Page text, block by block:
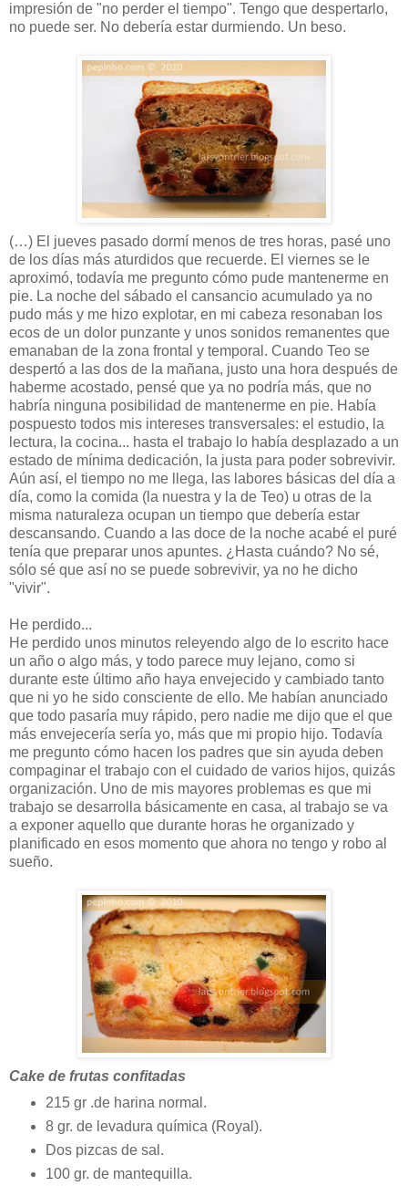
impresión de "no perder el tiempo". Tengo que despertarlo,
no puede ser. No debería estar durmiendo. Un beso.
(…) El jueves pasado dormí menos de tres horas, pasé uno
de los días más aturdidos que recuerde. El viernes se le
aproximó, todavía me pregunto cómo pude mantenerme en
pie. La noche del sábado el cansancio acumulado ya no
pudo más y me hizo explotar, en mi cabeza resonaban los
ecos de un dolor punzante y unos sonidos remanentes que
emanaban de la zona frontal y temporal. Cuando Teo se
despertó a las dos de la mañana, justo una hora después de
haberme acostado, pensé que ya no podría más, que no
habría ninguna posibilidad de mantenerme en pie. Había
pospuesto todos mis intereses transversales: el estudio, la
lectura, la cocina... hasta el trabajo lo había desplazado a un
estado de mínima dedicación, la justa para poder sobrevivir.
Aún así, el tiempo no me llega, las labores básicas del día a
día, como la comida (la nuestra y la de Teo) u otras de la
misma naturaleza ocupan un tiempo que debería estar
descansando. Cuando a las doce de la noche acabé el puré
tenía que preparar unos apuntes. ¿Hasta cuándo? No sé,
sólo sé que así no se puede sobrevivir, ya no he dicho
"vivir".
He perdido...
He perdido unos minutos releyendo algo de lo escrito hace
un año o algo más, y todo parece muy lejano, como si
durante este último año haya envejecido y cambiado tanto
que ni yo he sido consciente de ello. Me habían anunciado
que todo pasaría muy rápido, pero nadie me dijo que el que
más envejecería sería yo, más que mi propio hijo. Todavía
me pregunto cómo hacen los padres que sin ayuda deben
compaginar el trabajo con el cuidado de varios hijos, quizás
organización. Uno de mis mayores problemas es que mi
trabajo se desarrolla básicamente en casa, al trabajo se va
a exponer aquello que durante horas he organizado y
planificado en esos momento que ahora no tengo y robo al
sueño.
Cake de frutas confitadas
215 gr .de harina normal.
8 gr. de levadura química (Royal).
Dos pizcas de sal.
100 gr. de mantequilla.